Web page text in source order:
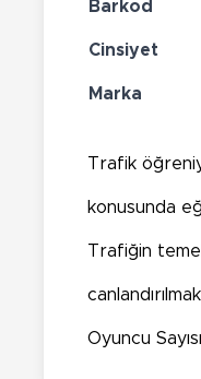
Barkod
Cinsiyet
Marka
Trafik
konusunda
Trafiğin
Oyuncu